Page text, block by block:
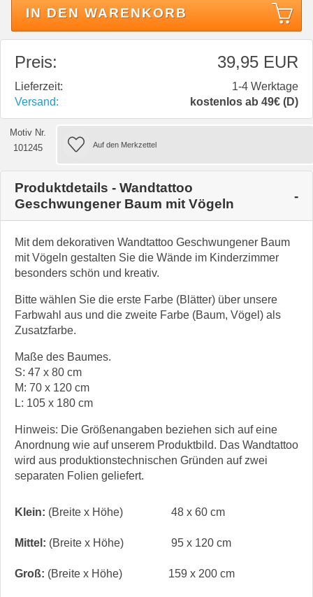
IN DEN WARENKORB
Preis: 39,95 EUR
Lieferzeit:
1-4 Werktage
Versand:
kostenlos ab 49€ (D)
Motiv Nr.
101245
Produktdetails - Wandtattoo
Geschwungener Baum mit Vögeln
Mit dem dekorativen Wandtattoo Geschwungener Baum
mit Vögeln gestalten Sie die Wände im Kinderzimmer
besonders schön und kreativ.
Bitte wählen Sie die erste Farbe (Blätter) über unsere
Farbwahl aus und die zweite Farbe (Baum, Vögel) als
Zusatzfarbe.
Maße des Baumes.
S: 47 x 80 cm
M: 70 x 120 cm
L: 105 x 180 cm
Hinweis: Die Größenangaben beziehen sich auf eine
Anordnung wie auf unserem Produktbild. Das Wandtattoo
wird aus produktionstechnischen Gründen auf zwei
separaten Folien geliefert.
Klein: (Breite x Höhe) 48 x 60 cm
Mittel: (Breite x Höhe) 95 x 120 cm
Groß: (Breite x Höhe) 159 x 200 cm